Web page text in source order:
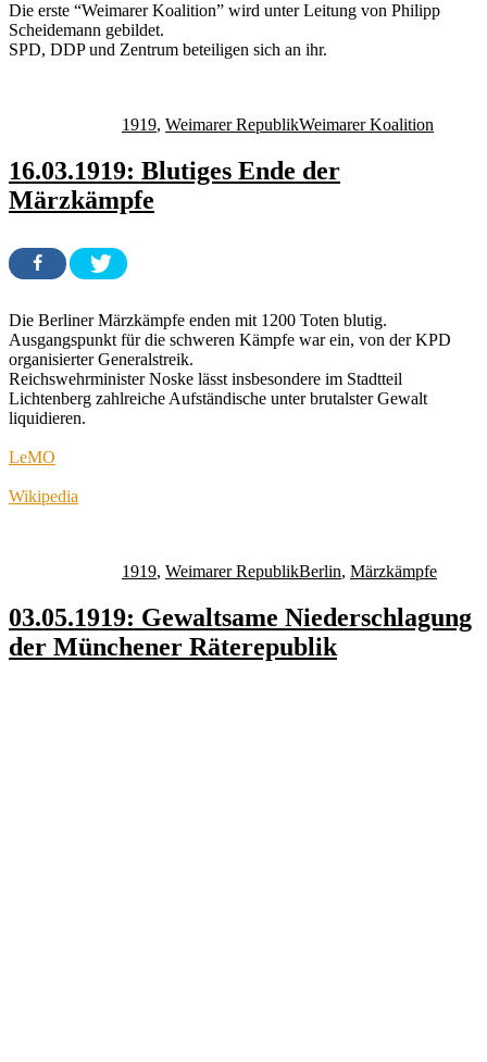
Die erste “Weimarer Koalition” wird unter Leitung von Philipp
Scheidemann gebildet.
SPD, DDP und Zentrum beteiligen sich an ihr.
1919, Weimarer RepublikWeimarer Koalition
16.03.1919: Blutiges Ende der
Märzkämpfe
Die Berliner Märzkämpfe enden mit 1200 Toten blutig.
Ausgangspunkt für die schweren Kämpfe war ein, von der KPD
organisierter Generalstreik.
Reichswehrminister Noske lässt insbesondere im Stadtteil
Lichtenberg zahlreiche Aufständische unter brutalster Gewalt
liquidieren.
LeMO
Wikipedia
1919, Weimarer RepublikBerlin, Märzkämpfe
03.05.1919: Gewaltsame Niederschlagung
der Münchener Räterepublik